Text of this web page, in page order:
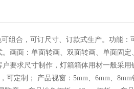
组合，可订尺寸、订款式生产。功能
画面：单面转画、双面转画、单面固
要求尺寸制作，灯箱箱体用材一般采
定制； 产品视窗：5mm、6mm、